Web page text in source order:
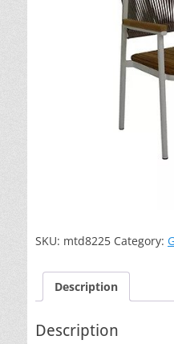
SKU: mtd8225 Category:
Description
Description